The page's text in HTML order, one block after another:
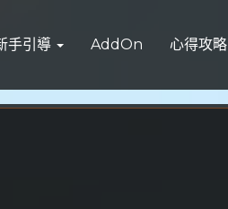
手引導 AddOn 心得攻略